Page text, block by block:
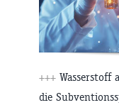
+++ Wasserstoff
die